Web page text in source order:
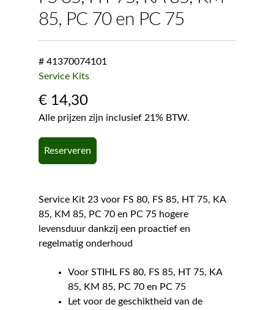
85, PC 70 en PC 75
# 41370074101
Service Kits
€14,30
Alle prijzen zijn inclusief 21% BTW.
Reserveren
Service Kit 23 voor FS 80, FS 85, HT 75, KA
85, KM 85, PC 70 en PC 75 hogere
levensduur dankzij een proactief en
regelmatig onderhoud
Voor STIHL FS 80, FS 85, HT 75, KA
85, KM 85, PC 70 en PC 75
Let voor de geschiktheid van de